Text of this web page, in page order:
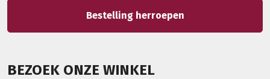
Bestelling herroepen
BEZOEK ONZE WINKEL